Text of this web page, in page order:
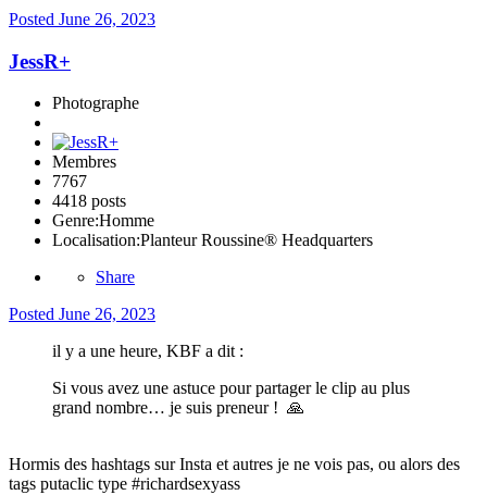
Posted June 26, 2023
JessR+
Photographe
Membres
7767
4418 posts
Genre:Homme
Localisation:Planteur Roussine® Headquarters
Share
Posted June 26, 2023
il y a une heure, KBF a dit :
Si vous avez une astuce pour partager le clip au plus
grand nombre… je suis preneur ! 🙏
Hormis des hashtags sur Insta et autres je ne vois pas, ou alors des
tags putaclic type #richardsexyass